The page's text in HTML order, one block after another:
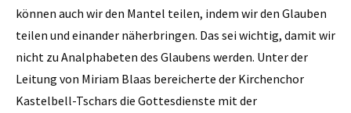
können auch wir den Mantel teilen, indem wir den Glauben
teilen und einander näherbringen. Das sei wichtig, damit wir
nicht zu Analphabeten des Glaubens werden. Unter der
Leitung von Miriam Blaas bereicherte der Kirchenchor
Kastelbell-Tschars die Gottesdienste mit der